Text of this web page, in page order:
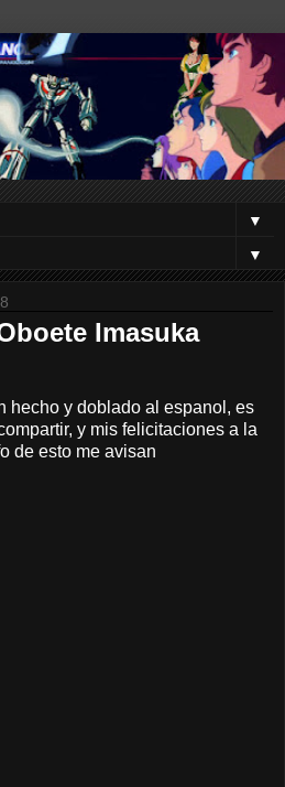
▼
▼
Imasuka
hecho y doblado al espanol, es
y mis felicitaciones a la
de esto me avisan